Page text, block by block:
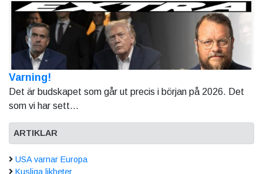
Varning!
Det är budskapet som går ut precis i början på 2026. Det
som vi har sett...
ARTIKLAR
USA varnar Europa
Kusliga likheter